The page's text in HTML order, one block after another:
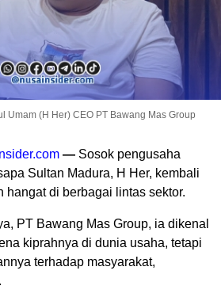
Umam (H Her) CEO PT Bawang Mas Group
— Sosok pengusaha
Sultan Madura, H Her, kembali
hangat di berbagai lintas sektor.
PT Bawang Mas Group, ia dikenal
kiprahnya di dunia usaha, tetapi
terhadap masyarakat,